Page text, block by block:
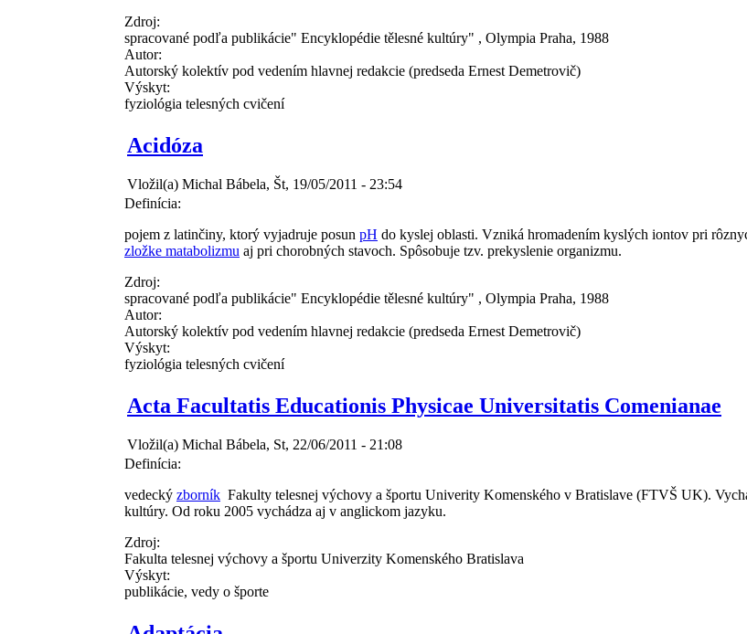
Zdroj:
spracované podľa publikácie" Encyklopédie tělesné kultúry" , Olympia Praha, 1988
Autor:
Autorský kolektív pod vedením hlavnej redakcie (predseda Ernest Demetrovič)
Výskyt:
fyziológia telesných cvičení
Acidóza
Vložil(a) Michal Bábela, Št, 19/05/2011 - 23:54
Definícia:
pojem z latinčiny, ktorý vyjadruje posun pH do kyslej oblasti. Vzniká hromadením kyslých iontov pri
zložke matabolizmu aj pri chorobných stavoch. Spôsobuje tzv. prekyslenie organizmu.
Zdroj:
spracované podľa publikácie" Encyklopédie tělesné kultúry" , Olympia Praha, 1988
Autor:
Autorský kolektív pod vedením hlavnej redakcie (predseda Ernest Demetrovič)
Výskyt:
fyziológia telesných cvičení
Acta Facultatis Educationis Physicae Universitatis Comenianae
Vložil(a) Michal Bábela, St, 22/06/2011 - 21:08
Definícia:
vedecký zborník Fakulty telesnej výchovy a športu Univerity Komenského v Bratislave (FTVŠ UK).
kultúry. Od roku 2005 vychádza aj v anglickom jazyku.
Zdroj:
Fakulta telesnej výchovy a športu Univerzity Komenského Bratislava
Výskyt:
publikácie, vedy o športe